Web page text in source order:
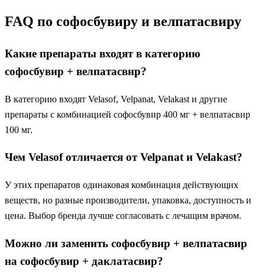
FAQ по софосбувиру и велпатасвиру
Какие препараты входят в категорию
софосбувир + велпатасвир?
В категорию входят Velasof, Velpanat, Velakast и другие
препараты с комбинацией софосбувир 400 мг + велпатасвир
100 мг.
Чем Velasof отличается от Velpanat и Velakast?
У этих препаратов одинаковая комбинация действующих
веществ, но разные производители, упаковка, доступность и
цена. Выбор бренда лучше согласовать с лечащим врачом.
Можно ли заменить софосбувир + велпатасвир
на софосбувир + даклатасвир?